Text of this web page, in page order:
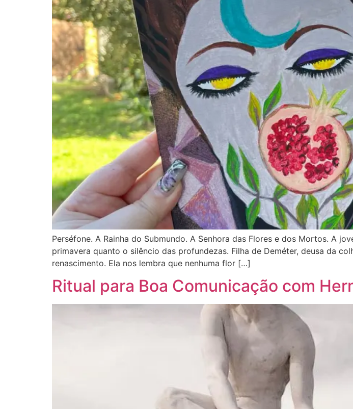
Perséfone. A Rainha do Submundo. A Senhora das Flores e dos Mortos. A
primavera quanto o silêncio das profundezas. Filha de Deméter, deusa da
renascimento. Ela nos lembra que nenhuma flor […]
Ritual para Boa Comunicação com